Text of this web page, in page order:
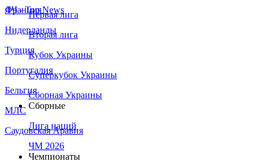
Франция
Нидерланды
Турция
Португалия
Бельгия
МЛС
Саудовская Аравия
ЛЧ - Top News
Первая лига
Вторая лига
Кубок Украины
Суперкубок Украины
Сборная Украины
Сборные
Лига наций
ЧМ 2026
Чемпионаты